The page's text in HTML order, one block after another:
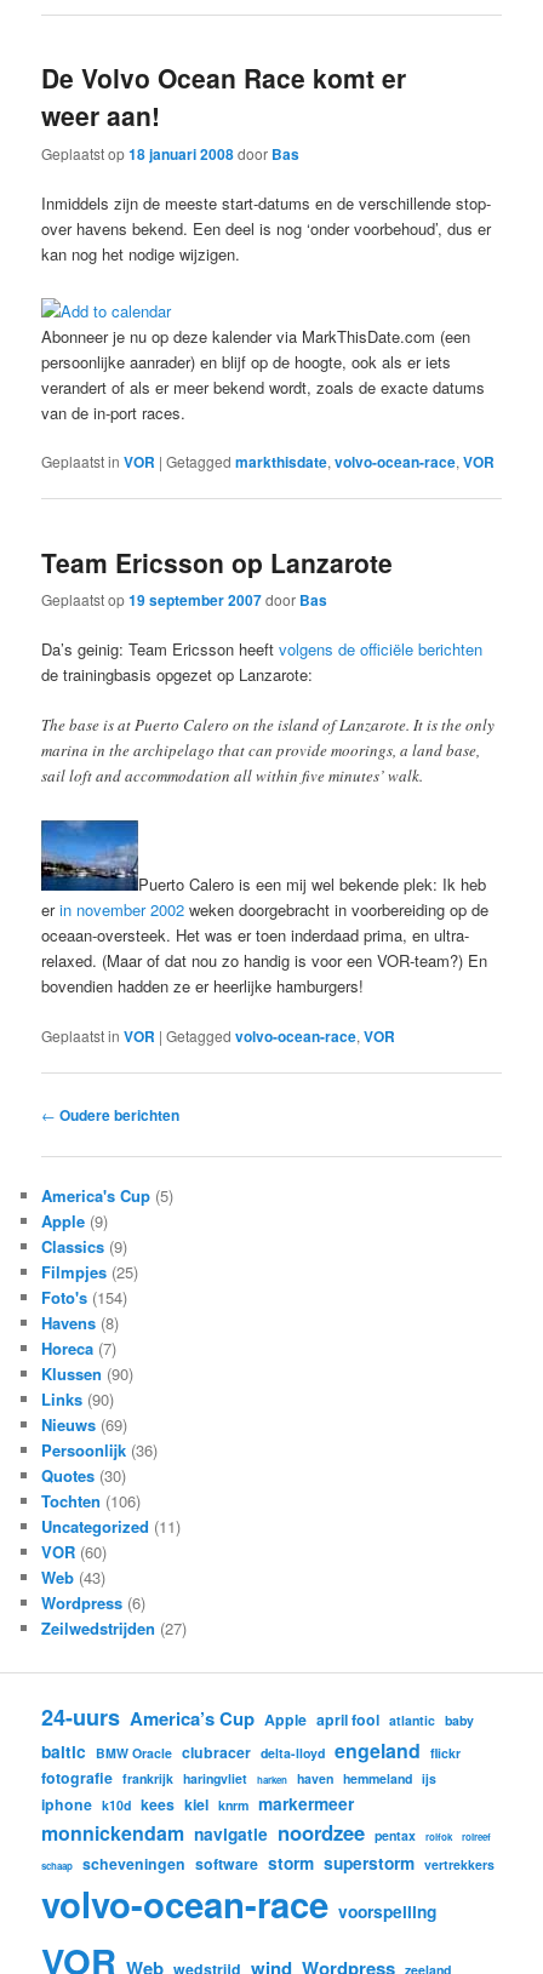
De Volvo Ocean Race komt er
weer aan!
Geplaatst op18 januari 2008door Bas
Inmiddels zijn de meeste start-datums en de verschillende stop-
over havens bekend. Een deel is nog ‘onder voorbehoud’, dus er
kan nog het nodige wijzigen.
Abonneer je nu op deze kalender via MarkThisDate.com (een
persoonlijke aanrader) en blijf op de hoogte, ook als er iets
verandert of als er meer bekend wordt, zoals de exacte datums
van de in-port races.
Geplaatst in VOR |Getagged markthisdate,volvo-ocean-race,VOR
Team Ericsson op Lanzarote
Geplaatst op19 september 2007door Bas
Da’s geinig: Team Ericsson heeftvolgens de officiële berichten
de trainingbasis opgezet op Lanzarote:
The base is at Puerto Calero on the island of Lanzarote. It is the only
marina in the archipelago that can provide moorings, a land base,
sail loft and accommodation all within five minutes’ walk.
Puerto Calero is een mij wel bekende plek: Ik heb
erin november 2002 weken doorgebracht in voorbereiding op de
oceaan-oversteek. Het was er toen inderdaad prima, en ultra-
relaxed. (Maar of dat nou zo handig is voor een VOR-team?) En
bovendien hadden ze er heerlijke hamburgers!
Geplaatst in VOR |Getagged volvo-ocean-race,VOR
Bericht
← Oudere berichten
America's Cup (5)
Apple (9)
Classics (9)
Filmpjes (25)
Foto's (154)
Havens (8)
Horeca (7)
Klussen (90)
Links (90)
Nieuws (69)
Persoonlijk (36)
Quotes (30)
Tochten (106)
Uncategorized (11)
VOR (60)
Web (43)
Wordpress (6)
Zeilwedstrijden (27)
24-uurs America’s Cup Apple april fool atlantic baby
baltic BMW Oracle clubracer delta-lloyd engeland flickr
fotografie frankrijk haringvliet harken haven hemmeland ijs
iphone k10d kees kiel knrm markermeer
monnickendam navigatie noordzee pentax rolfok rolreef
schaap scheveningen software storm superstorm vertrekkers
volvo-ocean-race voorspelling
VOR Web wedstrijd wind Wordpress zeeland